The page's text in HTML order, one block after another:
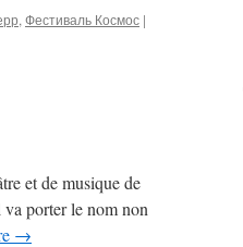
, Фестиваль Космос |
et de musique de
porter le nom non
→